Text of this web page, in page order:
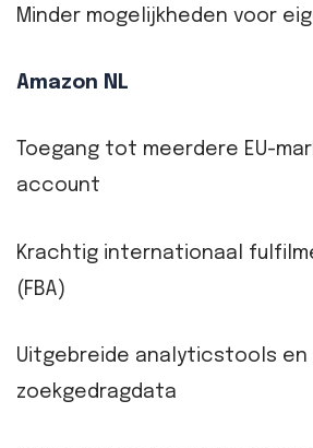
Minder mogelijkheden voor
Amazon NL
Toegang tot meerdere EU-
account
Krachtig internationaal
(FBA)
Uitgebreide analyticstools en
zoekgedragdata